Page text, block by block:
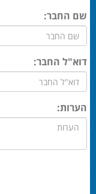
שם החבר:
דוא"ל החבר:
הערות: